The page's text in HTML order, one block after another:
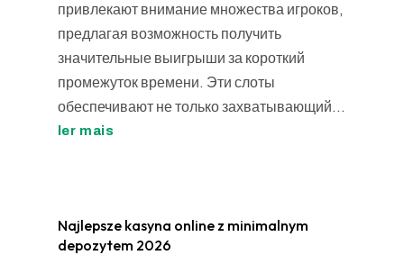
привлекают внимание множества игроков,
предлагая возможность получить
значительные выигрыши за короткий
промежуток времени. Эти слоты
обеспечивают не только захватывающий...
ler mais
Najlepsze kasyna online z minimalnym
depozytem 2026